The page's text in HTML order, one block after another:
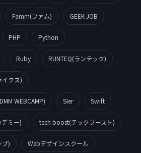
Famm(ファム) GEEK JOB
PHP Python
Ruby RUNTEQ(ランテック)
イクス)
WEBCAMP) SIer Swift
ミー) tech boost(テックブースト)
プ) Webデザインスクール